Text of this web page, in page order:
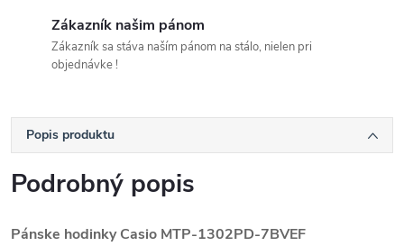
Zákazník našim pánom
Zákazník sa stáva naším pánom na stálo, nielen pri
objednávke !
Popis produktu
Podrobný popis
Pánske hodinky Casio MTP-1302PD-7BVEF